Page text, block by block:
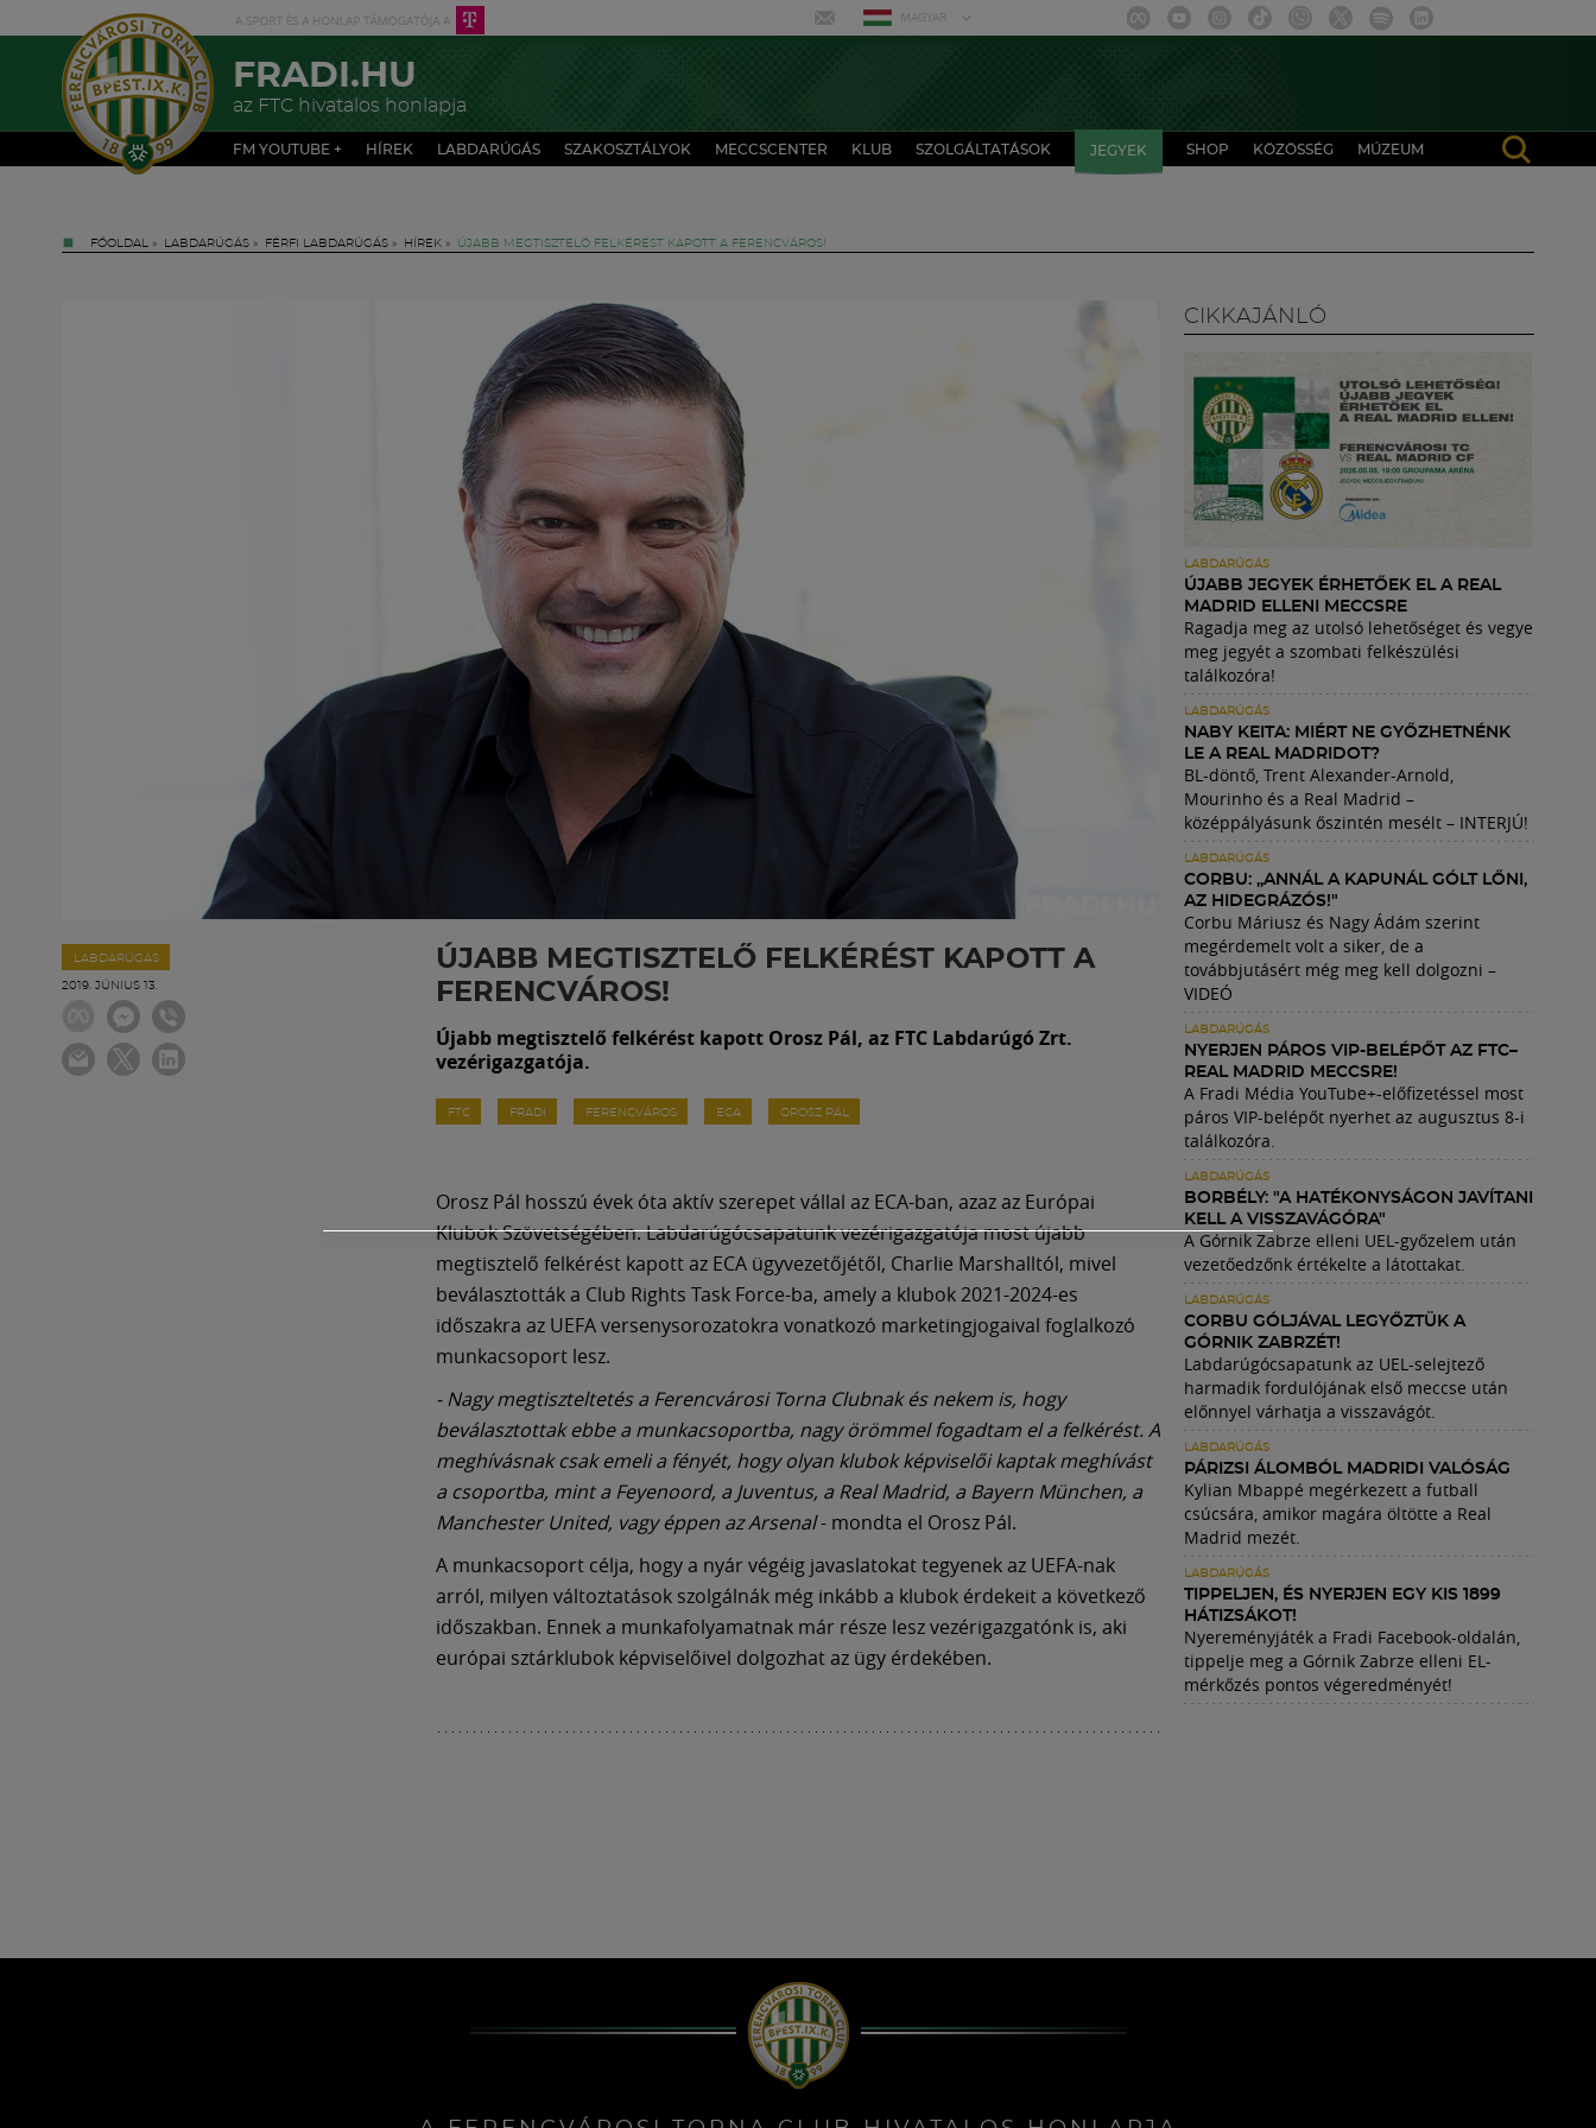
MAGYAR
FRADI.HU
az FTC hivatalos honlapja
FM YOUTUBE + HÍREK LABDARÚGÁS SZAKOSZTÁLYOK MECCSCENTER KLUB SZOLGÁLTATÁSOK JEGYEK SHOP KÖZÖSSÉG MÚZEUM
FŐOLDAL » LABDARÚGÁS » FÉRFI LABDARÚGÁS » HÍREK » ÚJABB MEGTISZTELŐ FELKÉRÉST KAPOTT A FERENCVÁROS!
LABDARÚGÁS
2019. JÚNIUS 13.
ÚJABB MEGTISZTELŐ FELKÉRÉST KAPOTT A
FERENCVÁROS!
Újabb megtisztelő felkérést kapott Orosz Pál, az FTC Labdarúgó Zrt.
vezérigazgatója.
FTC FRADI FERENCVÁROS ECA OROSZ PÁL
Orosz Pál hosszú évek óta aktív szerepet vállal az ECA-ban, azaz az Európai
Klubok Szövetségében. Labdarúgócsapatunk vezérigazgatója most újabb
megtisztelő felkérést kapott az ECA ügyvezetőjétől, Charlie Marshalltól, mivel
beválasztották a Club Rights Task Force-ba, amely a klubok 2021-2024-es
időszakra az UEFA versenysorozatokra vonatkozó marketingjogaival foglalkozó
munkacsoport lesz.
- Nagy megtiszteltetés a Ferencvárosi Torna Clubnak és nekem is, hogy
beválasztottak ebbe a munkacsoportba, nagy örömmel fogadtam el a felkérést. A
meghívásnak csak emeli a fényét, hogy olyan klubok képviselői kaptak meghívást
a csoportba, mint a Feyenoord, a Juventus, a Real Madrid, a Bayern München, a
Manchester United, vagy éppen az Arsenal- mondta el Orosz Pál.
A munkacsoport célja, hogy a nyár végéig javaslatokat tegyenek az UEFA-nak
arról, milyen változtatások szolgálnák még inkább a klubok érdekeit a következő
időszakban. Ennek a munkafolyamatnak már része lesz vezérigazgatónk is, aki
európai sztárklubok képviselőivel dolgozhat az ügy érdekében.
CIKKAJÁNLÓ
LABDARÚGÁS
ÚJABB JEGYEK ÉRHETŐEK EL A REAL
MADRID ELLENI MECCSRE
Ragadja meg az utolsó lehetőséget és vegye
meg jegyét a szombati felkészülési
találkozóra!
LABDARÚGÁS
NABY KEITA: MIÉRT NE GYŐZHETNÉNK
LE A REAL MADRIDOT?
BL-döntő, Trent Alexander-Arnold,
Mourinho és a Real Madrid –
középpályásunk őszintén mesélt – INTERJÚ!
LABDARÚGÁS
CORBU: „ANNÁL A KAPUNÁL GÓLT LŐNI,
AZ HIDEGRÁZÓS!"
Corbu Máriusz és Nagy Ádám szerint
megérdemelt volt a siker, de a
továbbjutásért még meg kell dolgozni –
VIDEÓ
LABDARÚGÁS
NYERJEN PÁROS VIP-BELÉPŐT AZ FTC–
REAL MADRID MECCSRE!
A Fradi Média YouTube+-előfizetéssel most
páros VIP-belépőt nyerhet az augusztus 8-i
találkozóra.
LABDARÚGÁS
BORBÉLY: "A HATÉKONYSÁGON JAVÍTANI
KELL A VISSZAVÁGÓRA"
A Górnik Zabrze elleni UEL-győzelem után
vezetőedzőnk értékelte a látottakat.
LABDARÚGÁS
CORBU GÓLJÁVAL LEGYŐZTÜK A
GÓRNIK ZABRZÉT!
Labdarúgócsapatunk az UEL-selejtező
harmadik fordulójának első meccse után
előnnyel várhatja a visszavágót.
LABDARÚGÁS
PÁRIZSI ÁLOMBÓL MADRIDI VALÓSÁG
Kylian Mbappé megérkezett a futball
csúcsára, amikor magára öltötte a Real
Madrid mezét.
LABDARÚGÁS
TIPPELJEN, ÉS NYERJEN EGY KIS 1899
HÁTIZSÁKOT!
Nyereményjáték a Fradi Facebook-oldalán,
tippelje meg a Górnik Zabrze elleni EL-
mérkőzés pontos végeredményét!